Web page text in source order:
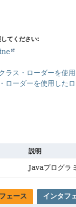
てください:
ラス・ローダーを使用
ローダーを使用したロ
説明
Javaプログラ
ェース インタフ